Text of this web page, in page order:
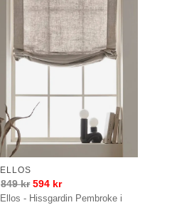
Ellos - Hissgardin Pembroke i
ELLOS
849kr 594 kr